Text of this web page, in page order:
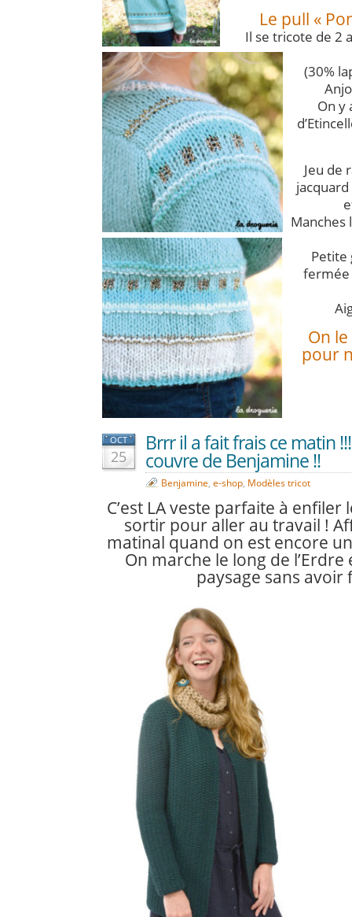
Le pull «
Il se tricote de 2
(30%
On y
Jeu de
Manches
Petite
fermée
On
pour
OCT
25
Brrr il a fait frais ce matin
couvre de Benjamine !!
Benjamine, e-shop, Modèles tricot
C’est LA veste parfaite à
sortir pour aller au travail !
matinal quand on est encore
On marche le long de
paysage sans avoir